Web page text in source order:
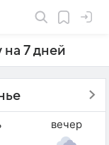
7 дней
вечер